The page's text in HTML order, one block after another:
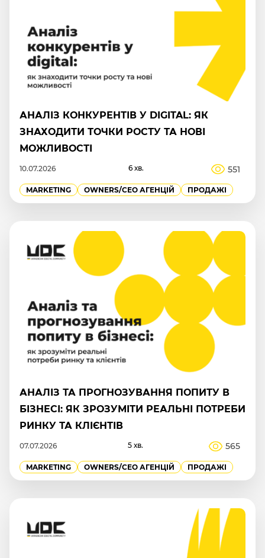
АНАЛІЗ КОНКУРЕНТІВ У DIGITAL: ЯК
ЗНАХОДИТИ ТОЧКИ РОСТУ ТА НОВІ
МОЖЛИВОСТІ
10.07.2026 6 хв. 551
MARKETING OWNERS/СEO АГЕНЦІЙ ПРОДАЖІ
АНАЛІЗ ТА ПРОГНОЗУВАННЯ ПОПИТУ В
БІЗНЕСІ: ЯК ЗРОЗУМІТИ РЕАЛЬНІ ПОТРЕБИ
РИНКУ ТА КЛІЄНТІВ
07.07.2026 5 хв. 565
MARKETING OWNERS/СEO АГЕНЦІЙ ПРОДАЖІ